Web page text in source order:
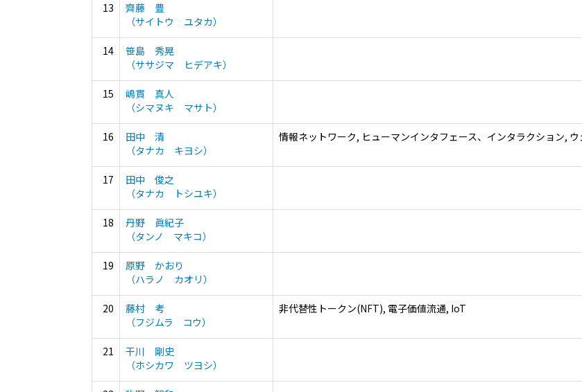
13
齊藤 豊
（サイトウ ユタカ）
14
笹島 秀晃
（ササジマ ヒデアキ）
15
嶋貫 真人
（シマヌキ マサト）
16
田中 清
（タナカ キヨシ）
情報ネットワーク, ヒューマンインタフェース、インタラクション,
17
田中 俊之
（タナカ トシユキ）
18
丹野 眞紀子
（タンノ マキコ）
19
原野 かおり
（ハラノ カオリ）
20
藤村 考
（フジムラ コウ）
非代替性トークン(NFT), 電子価値流通, IoT
21
干川 剛史
（ホシカワ ツヨシ）